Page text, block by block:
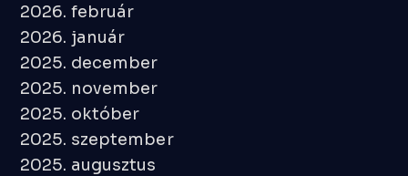
2026. február
2026. január
2025. december
2025. november
2025. október
2025. szeptember
2025. augusztus